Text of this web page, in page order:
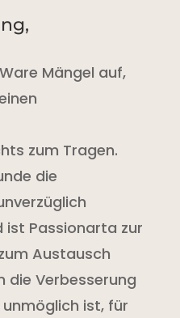
Mängel auf,
zum Tragen.
die
ist Passionarta zur
Austausch
die Verbesserung
ist, für